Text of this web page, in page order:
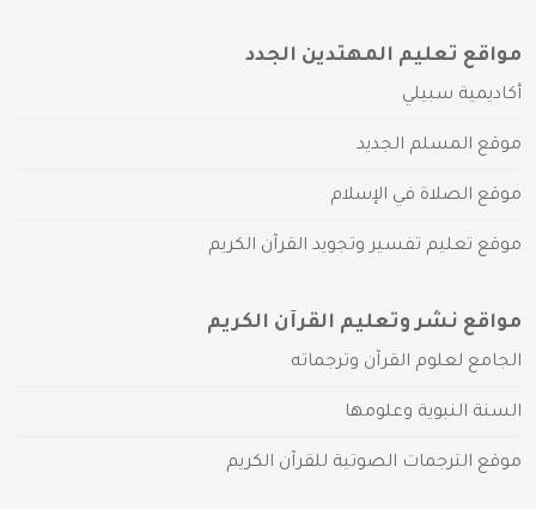
مواقع تعليم المهتدين الجدد
أكاديمية سبيلي
موقع المسلم الجديد
موقع الصلاة في الإسلام
موقع تعليم تفسير وتجويد القرآن الكريم
مواقع نشر وتعليم القرآن الكريم
الجامع لعلوم القرآن وترجماته
السنة النبوية وعلومها
موقع الترجمات الصوتية للقرآن الكريم